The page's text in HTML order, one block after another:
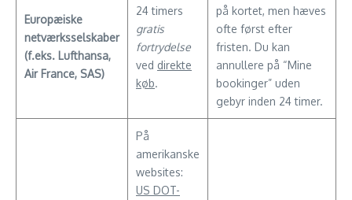
Europæiske
netværksselskaber
(f.eks. Lufthansa,
Air France, SAS)
24 timers
gratis
fortrydelse
ved direkte
køb.
på kortet, men hæves
ofte først efter
fristen. Du kan
annullere på “Mine
bookinger” uden
gebyr inden 24 timer.
På
amerikanske
websites:
US DOT-